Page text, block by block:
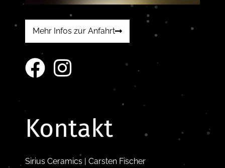
Mehr Infos zur Anfahrt
Kontakt
Sirius Ceramics | Carsten Fischer